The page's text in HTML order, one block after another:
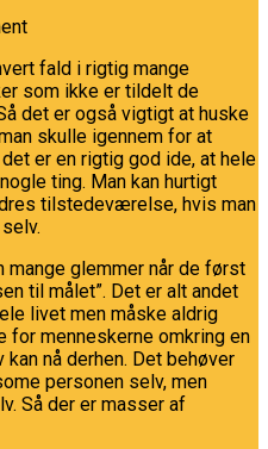
fald i rigtig mange
som ikke er tildelt de
det er også vigtigt at huske
skulle igennem for at
er en rigtig god ide, at hele
ting. Man kan hurtigt
tilstedeværelse, hvis man
mange glemmer når de først
til målet”. Det er alt andet
livet men måske aldrig
for menneskerne omkring en
nå derhen. Det behøver
personen selv, men
Så der er masser af